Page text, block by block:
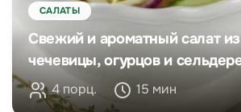
САЛАТЫ
Свежий и ароматный салат
чечевицы, огурцов и
4 порц. 15 мин